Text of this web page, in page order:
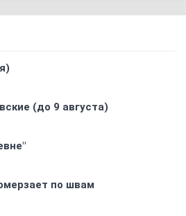
(до 9 августа)
по швам